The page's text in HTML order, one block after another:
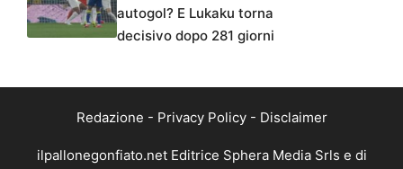
autogol? E Lukaku torna
decisivo dopo 281 giorni
Redazione - Privacy Policy- Disclaimer
ilpallonegonfiato.net Editrice Sphera Media Srls e di